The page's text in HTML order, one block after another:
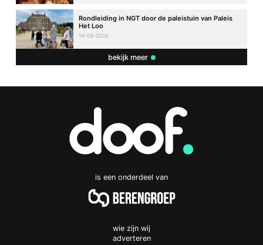
Rondleiding in NGT door de paleistuin van Paleis
Het Loo
14-08-2026
bekijk meer
is een onderdeel van
wie zijn wij
adverteren